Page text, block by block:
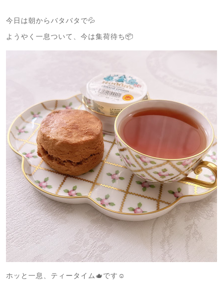
今日は朝からバタバタで💦
ようやく一息ついて、今は集荷待ち📦
ホッと一息、ティータイム🫖です☺️